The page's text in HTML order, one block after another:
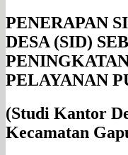
PENERAPAN
DESA (SID)
PELAYANAN
(Studi Kantor
Kecamatan